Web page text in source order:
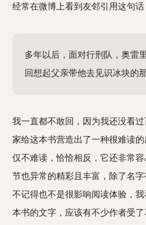
经常在微博上看到友邻引用这句话
多年以后，面对行刑队，奥雷
回想起父亲带他去见识冰块的
我一直都不敢回，因为我还没看
家给这本书营造出了一种很难读
仅不难读，恰恰相反，它还非常
节也异常的精彩且丰富，除了名
不记得也不是很影响阅读体验，
本书的文字，应该有不少作者受